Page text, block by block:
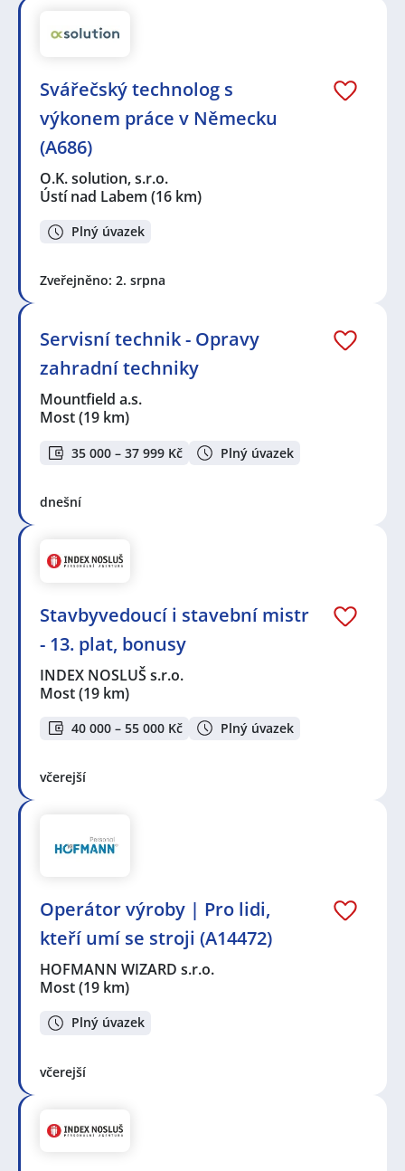
Svářečský technolog s
výkonem práce v Německu
(A686)
O.K. solution, s.r.o.
Ústí nad Labem (16 km)
Plný úvazek
Zveřejněno: 2. srpna
Servisní technik - Opravy
zahradní techniky
Mountfield a.s.
Most(19 km)
35 000 – 37 999 Kč Plný úvazek
dnešní
Stavbyvedoucí i stavební mistr
- 13. plat, bonusy
INDEX NOSLUŠ s.r.o.
Most(19 km)
40 000 – 55 000 Kč Plný úvazek
včerejší
Operátor výroby | Pro lidi,
kteří umí se stroji (A14472)
HOFMANN WIZARD s.r.o.
Most(19 km)
Plný úvazek
včerejší